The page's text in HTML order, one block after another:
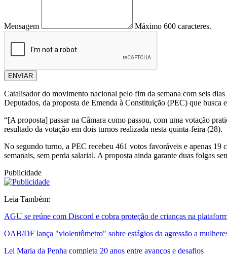
Mensagem Máximo 600 caracteres.
ENVIAR
Catalisador do movimento nacional pelo fim da semana com seis
Deputados, da proposta de Emenda à Constituição (PEC) que busca
“[A proposta] passar na Câmara como passou, com uma votação
resultado da votação em dois turnos realizada nesta quinta-feira (28).
No segundo turno, a PEC recebeu 461 votos favoráveis e apenas
semanais, sem perda salarial. A proposta ainda garante duas folgas
Publicidade
Leia Também:
AGU se reúne com Discord e cobra proteção de crianças na
OAB/DF lança "violentômetro" sobre estágios da agressão a
Lei Maria da Penha completa 20 anos entre avanços e desafios